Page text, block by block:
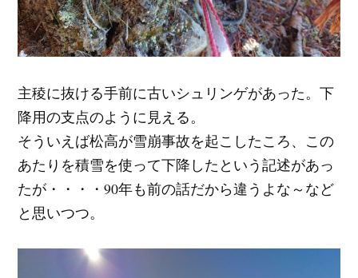
主稜に抜ける手前に古いシュリンゲがあった。下
降用の支点のように見える。
そういえば松高が雪崩事故を起こしたころ、この
あたりを積雪を使って下降したという記述があっ
たが・・・・90年も前の話だから違うよな～など
と思いつつ。